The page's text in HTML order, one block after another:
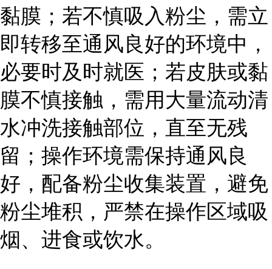
黏膜；若不慎吸入粉尘，需立
即转移至通风良好的环境中，
必要时及时就医；若皮肤或黏
膜不慎接触，需用大量流动清
水冲洗接触部位，直至无残
留；操作环境需保持通风良
好，配备粉尘收集装置，避免
粉尘堆积，严禁在操作区域吸
烟、进食或饮水。